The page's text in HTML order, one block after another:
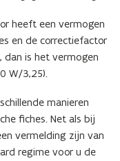
heeft een vermogen
en de correctiefactor
is het vermogen
W/3,25).
manieren
fiches. Net als bij
vermelding zijn van
regime voor u de